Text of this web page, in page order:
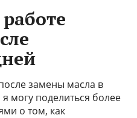
замены масла в
могу поделиться более
о том, как